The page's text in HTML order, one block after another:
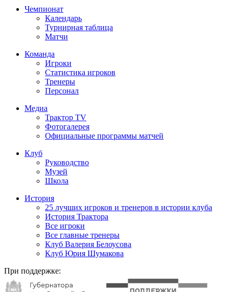
Чемпионат
Календарь
Турнирная таблица
Матчи
Команда
Игроки
Статистика игроков
Тренеры
Персонал
Медиа
Трактор TV
Фотогалерея
Официальные программы матчей
Клуб
Руководство
Музей
Школа
История
25 лучших игроков и тренеров в истории клуба
История Трактора
Все игроки
Все главные тренеры
Клуб Валерия Белоусова
Клуб Юрия Шумакова
При поддержке: